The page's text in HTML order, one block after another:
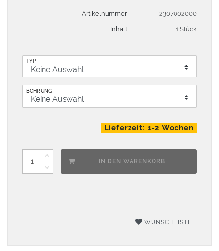
Artikelnummer 2307002000
Inhalt 1 Stück
TYP
BOHRUNG
Lieferzeit: 1-2 Wochen
IN DEN WARENKORB
WUNSCHLISTE